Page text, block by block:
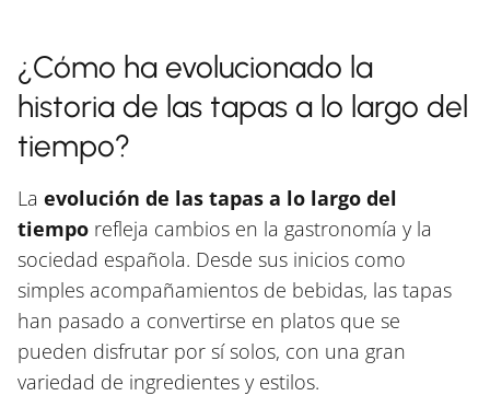
¿Cómo ha evolucionado la
historia de las tapas a lo largo del
tiempo?
La evolución de las tapas a lo largo del
tiempo refleja cambios en la gastronomía y la
sociedad española. Desde sus inicios como
simples acompañamientos de bebidas, las tapas
han pasado a convertirse en platos que se
pueden disfrutar por sí solos, con una gran
variedad de ingredientes y estilos.